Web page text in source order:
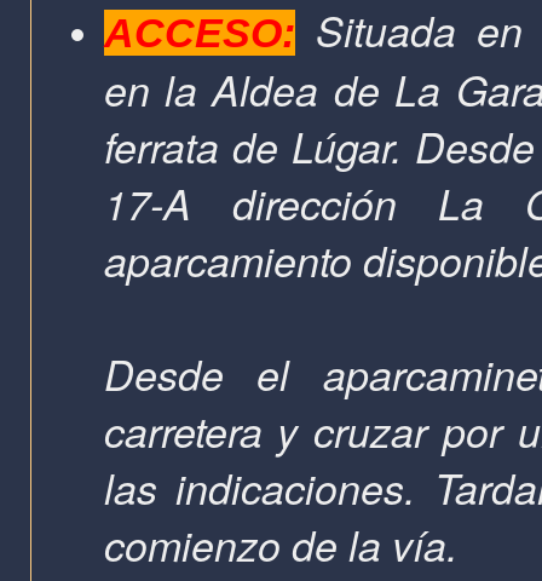
ACCESO: Situada
en la Aldea de La
ferrata de Lúgar.
17-A dirección La
aparcamiento
Desde el
carretera y cruzar por
las indicaciones.
comienzo de la vía.